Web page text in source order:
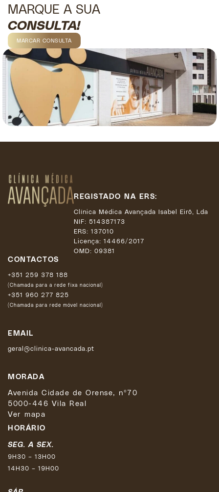
MARQUE A SUA
CONSULTA!
MARCAR CONSULTA
REGISTADO NA ERS:
Clínica Médica Avançada Isabel Eirô, Lda
NIF: 514387173
ERS: 137010
Licença:14466/2017
OMD: 09381
CONTACTOS
+351 259 378 188
(Chamada para a rede fixa nacional)
+351 960 277 825
(Chamada para rede móvel nacional)
EMAIL
geral@clinica-avancada.pt
MORADA
Avenida Cidade de Orense, nº70
5000-446 Vila Real
Ver mapa
HORÁRIO
SEG. A SEX.
9H30 – 13H00
14H30 – 19H00